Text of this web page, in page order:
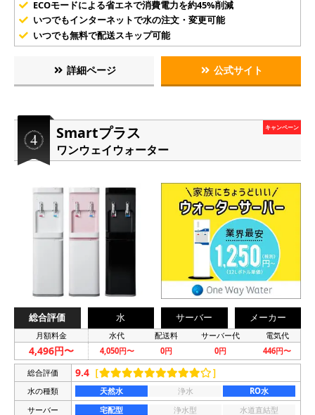
ECOモードによる省エネで消費電力を約45%削減
いつでもインターネットで水の注文・変更可能
いつでも無料で配送スキップ可能
詳細ページ 公式サイト
Smartプラス
ワンウェイウォーター
キャンペーン
総合評価 水 サーバー メーカー
月額料金 水代 配送料 サーバー代 電気代
4,496円〜 4,050円〜 0円 0円 446円〜
総合評価 9.4 ［ ］
水の種類 天然水 浄水
RO水
サーバー
宅配型 浄水型
水道直結型